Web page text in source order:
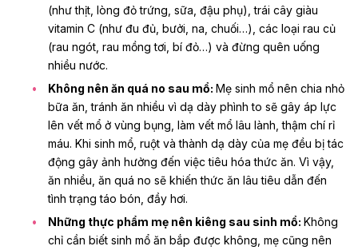
(như thịt, lòng đỏ trứng, sữa, đậu phụ), trái cây giàu
vitamin C (như đu đủ, bưởi, na, chuối…), các loại rau củ
(rau ngót, rau mồng tơi, bí đỏ…) và đừng quên uống
nhiều nước.
Không nên ăn quá no sau mổ: Mẹ sinh mổ nên chia nhỏ
bữa ăn, tránh ăn nhiều vì dạ dày phình to sẽ gây áp lực
lên vết mổ ở vùng bụng , làm vết mổ lâu lành, thậm chí rỉ
máu. Khi sinh mổ, ruột và thành dạ dày của mẹ đều bị tác
động gây ảnh hưởng đến việc tiêu hóa thức ăn. Vì vậy,
ăn nhiều, ăn quá no sẽ khiến thức ăn lâu tiêu dẫn đến
tình trạng táo bón, đầy hơi.
Những thực phẩm mẹ nên kiêng sau sinh mổ: Không
chỉ cần biết sinh mổ ăn bắp được không, mẹ cũng nên